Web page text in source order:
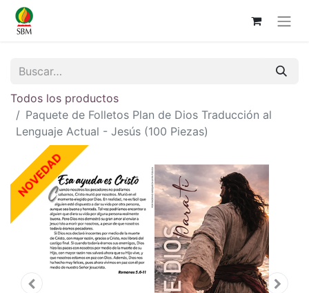
Todos los productos
Paquete de Folletos Plan de Dios Traducción al
Lenguaje Actual - Jesús (100 Piezas)
NOVEDAD